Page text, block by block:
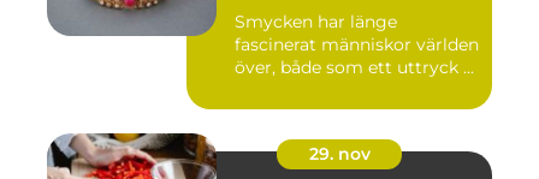
Smycken har länge
fascinerat människor världen
över, både som ett uttryck ...
29. nov